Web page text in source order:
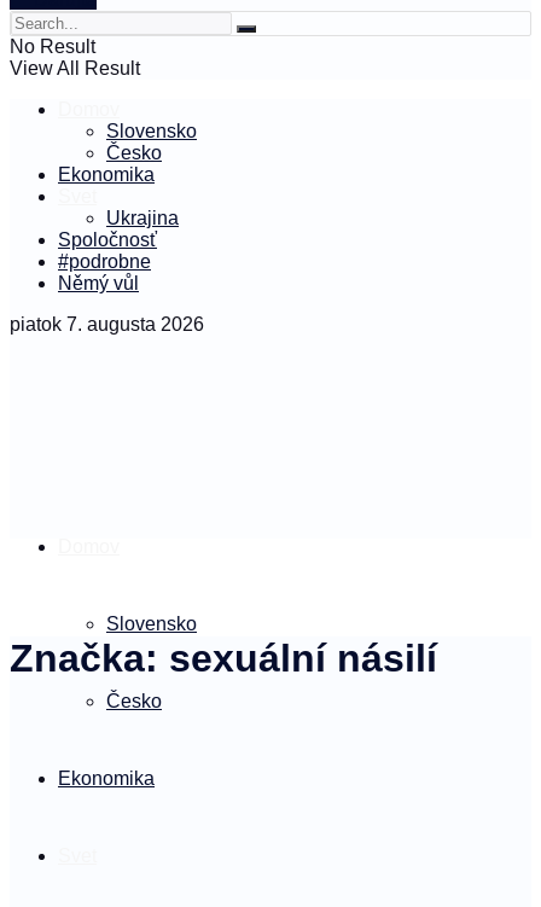
No Result
View All Result
Slovensko
Česko
Ekonomika
Ukrajina
Spoločnosť
#podrobne
Němý vůl
piatok 7. augusta 2026
Slovensko
Česko
Ekonomika
Značka: sexuální násilí